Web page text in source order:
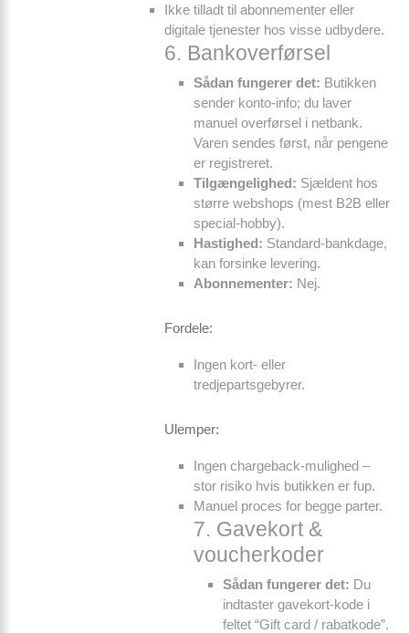
Ikke tilladt til abonnementer eller
digitale tjenester hos visse udbydere.
6. Bankoverførsel
Sådan fungerer det: Butikken
sender konto-info; du laver
manuel overførsel i netbank.
Varen sendes først, når pengene
er registreret.
Tilgængelighed: Sjældent hos
større webshops (mest B2B eller
special-hobby).
Hastighed: Standard-bankdage,
kan forsinke levering.
Abonnementer: Nej.
Fordele:
Ingen kort- eller
tredjepartsgebyrer.
Ulemper:
Ingen chargeback-mulighed –
stor risiko hvis butikken er fup.
Manuel proces for begge parter.
7. Gavekort &
voucherkoder
Sådan fungerer det: Du
indtaster gavekort-kode i
feltet “Gift card / rabatkode”.